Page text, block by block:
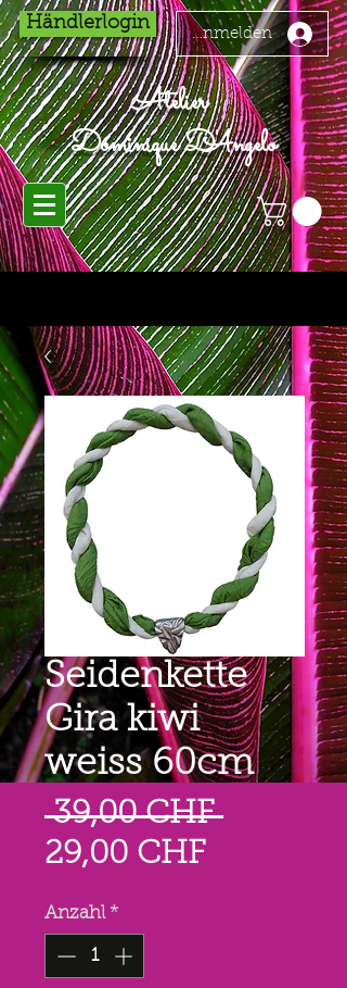
Händlerlogin
Anmelden
Atelier
Dominique D'Angelo
Seidenkette
Gira kiwi
weiss 60cm
39,00 CHF
29,00 CHFSale-
Anzahl *